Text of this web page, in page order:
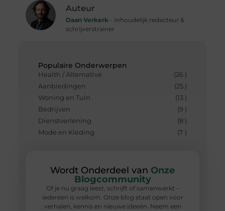
Populaire Onderwerpen
Health / Alternative
(26 )
Aanbiedingen
(25 )
Woning en Tuin
(13 )
Bedrijven
(9 )
Dienstverlening
(8 )
Mode en Kleding
(7 )
Wordt Onderdeel van Onze
Blogcommunity
Of je nu graag leest, schrijft of samenwerkt –
iedereen is welkom. Onze blog staat open voor
verhalen, kennis en nieuwe ideeën. Neem een
Auteur
Daan Verkerk- Inhoudelijk redacteur &
schrijverstrainer